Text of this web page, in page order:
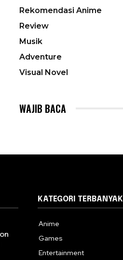
Rekomendasi Anime
Review
Musik
Adventure
Visual Novel
WAJIB BACA
KATEGORI TERBANYAK
Anime
Games
Entertainment